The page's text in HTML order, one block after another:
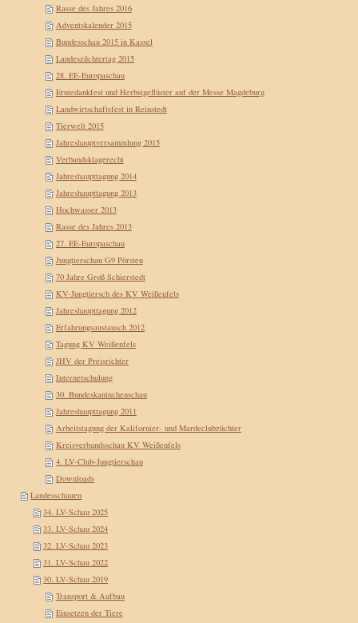
Rasse des Jahres 2016
Adventskalender 2015
Bundesschau 2015 in Kassel
Landeszüchtertag 2015
28. EE-Europaschau
Erntedankfest und Herbstgeflüster auf der Messe Magdeburg
Landwirtschaftsfest in Reinstedt
Tierwelt 2015
Jahreshauptversammlung 2015
Verbandsklagerecht
Jahreshaupttagung 2014
Jahreshaupttagung 2013
Hochwasser 2013
Rasse des Jahres 2013
27. EE-Europaschau
Jungtierschau G9 Pörsten
70 Jahre Groß Schierstedt
KV-Jungtiersch des KV Weißenfels
Jahreshaupttagung 2012
Erfahrungsaustausch 2012
Tagung KV Weißenfels
JHV der Preisrichter
Internetschulung
30. Bundeskaninchenschau
Jahreshaupttagung 2011
Arbeitstagung der Kalifornier- und Mardeclubzüchter
Kreisverbandsschau KV Weißenfels
4. LV-Club-Jungtierschau
Downloads
Landesschauen
34. LV-Schau 2025
33. LV-Schau 2024
32. LV-Schau 2023
31. LV-Schau 2022
30. LV-Schau 2019
Transport & Aufbau
Einsetzen der Tiere